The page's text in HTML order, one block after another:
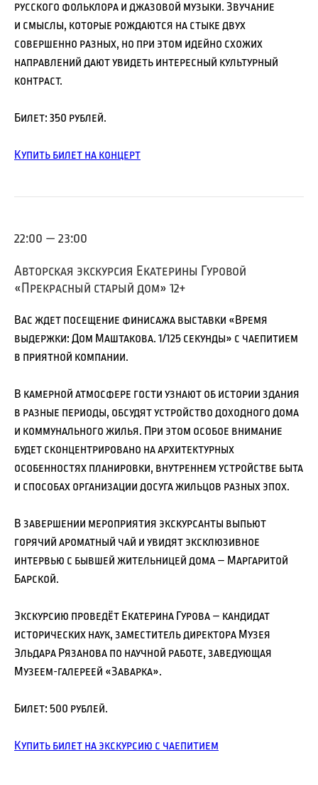
русского фольклора и джазовой музыки. Звучание
и смыслы, которые рождаются на стыке двух
совершенно разных, но при этом идейно схожих
направлений дают увидеть интересный культурный
контраст.
Билет: 350 рублей.
Купить билет на концерт
22:00 — 23:00
Авторская экскурсия Екатерины Гуровой
«Прекрасный старый дом» 12+
Вас ждет посещение финисажа выставки «Время
выдержки: Дом Маштакова. 1/125 секунды» с чаепитием
в приятной компании.
В камерной атмосфере гости узнают об истории здания
в разные периоды, обсудят устройство доходного дома
и коммунального жилья. При этом особое внимание
будет сконцентрировано на архитектурных
особенностях планировки, внутреннем устройстве быта
и способах организации досуга жильцов разных эпох.
В завершении мероприятия экскурсанты выпьют
горячий ароматный чай и увидят эксклюзивное
интервью с бывшей жительницей дома – Маргаритой
Барской.
Экскурсию проведёт Екатерина Гурова – кандидат
исторических наук, заместитель директора Музея
Эльдара Рязанова по научной работе, заведующая
Музеем-галереей «Заварка».
Билет: 500 рублей.
Купить билет на экскурсию с чаепитием